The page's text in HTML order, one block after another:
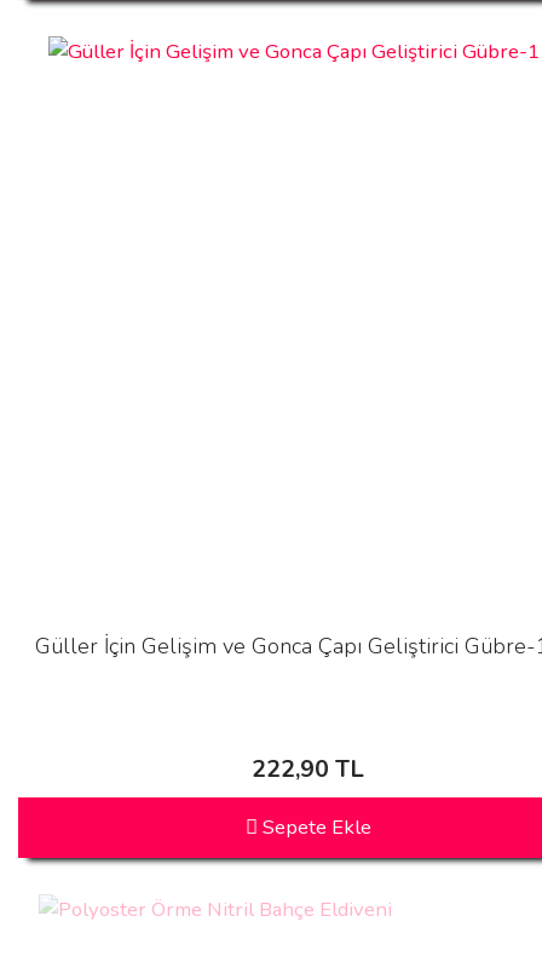
Güller İçin Gelişim ve Gonca Çapı Geliştirici Gübre-
222,90 TL
Sepete Ekle